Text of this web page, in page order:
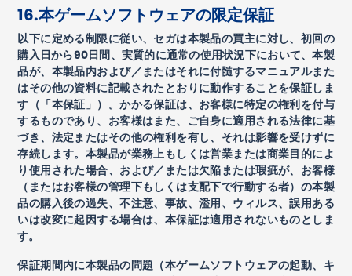
16.本ゲームソフトウェアの限定保証
以下に定める制限に従い、セガは本製品の買主に対し、初回の
購入日から90日間、実質的に通常の使用状況下において、本製
品が、本製品内および／またはそれに付髄するマニュアルまた
はその他の資料に記載されたとおりに動作することを保証しま
す（「本保証」）。かかる保証は、お客様に特定の権利を付与
するものであり、お客様はまた、ご自身に適用される法律に基
づき、法定またはその他の権利を有し、それは影響を受けずに
存続します。本製品が業務上もしくは営業または商業目的によ
り使用された場合、および／または欠陥または瑕疵が、お客様
（またはお客様の管理下もしくは支配下で行動する者）の本製
品の購入後の過失、不注意、事故、濫用、ウィルス、誤用ある
いは改変に起因する場合は、本保証は適用されないものとしま
す。
保証期間内に本製品の問題（本ゲームソフトウェアの起動、キ